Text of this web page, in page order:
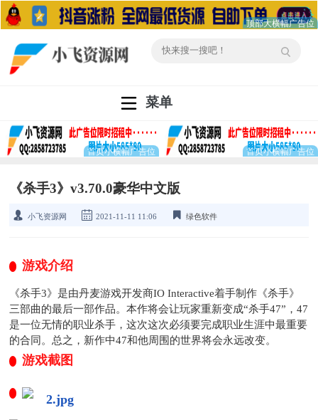
菜单
《杀手3》v3.70.0豪华中文版
小飞资源网 2021-11-11 11:06 绿色软件
游戏介绍
《杀手3》是由丹麦游戏开发商IO Interactive着手制作《杀手》
三部曲的最后一部作品。本作将会让玩家重新变成“杀手47”，47
是一位无情的职业杀手，这次这次必须要完成职业生涯中最重要
的合同。总之，新作中47和他周围的世界将会永远改变。
游戏截图